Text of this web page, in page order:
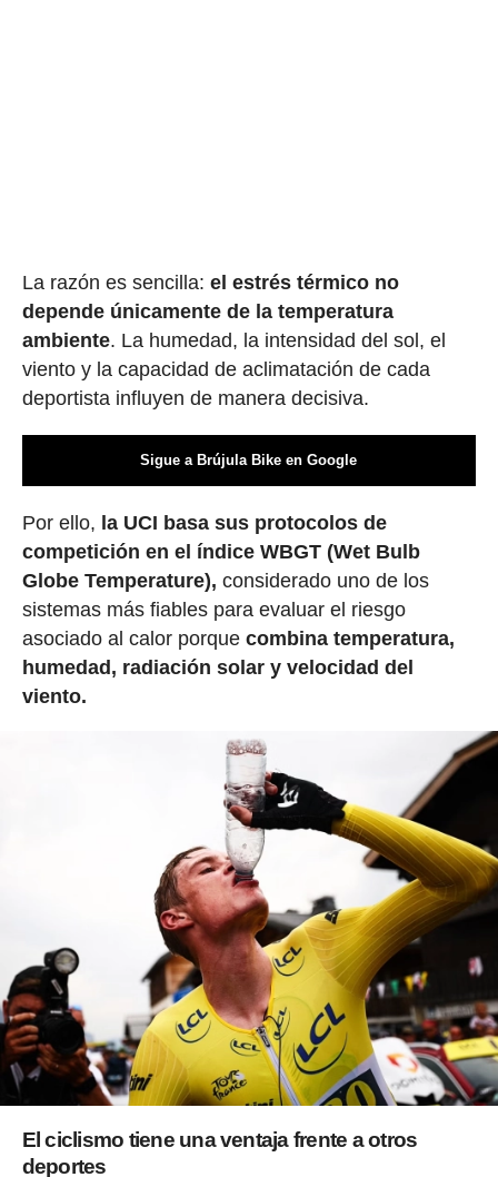
La razón es sencilla: el estrés térmico no
depende únicamente de la temperatura
ambiente. La humedad, la intensidad del sol, el
viento y la capacidad de aclimatación de cada
deportista influyen de manera decisiva.
Sigue a Brújula Bike en Google
Por ello, la UCI basa sus protocolos de
competición en el índice WBGT (Wet Bulb
Globe Temperature), considerado uno de los
sistemas más fiables para evaluar el riesgo
asociado al calor porque combina temperatura,
humedad, radiación solar y velocidad del
viento.
El ciclismo tiene una ventaja frente a otros
deportes